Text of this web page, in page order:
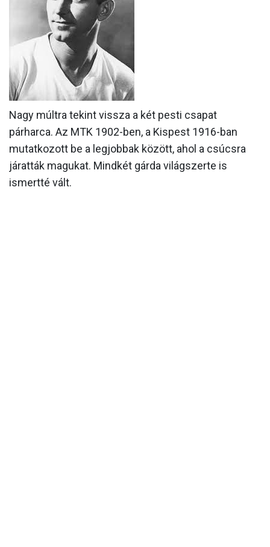
MÉRKŐZÉSEK
KLUB
GALÉRIA
SZURKOLÓI ÉLMÉNYEK
AKKREDITÁCIÓ
Nagy múltra tekint vissza a két pesti csapat
párharca. Az MTK 1902-ben, a Kispest 1916-ban
mutatkozott be a legjobbak között, ahol a csúcsra
járatták magukat. Mindkét gárda világszerte is
ismertté vált.